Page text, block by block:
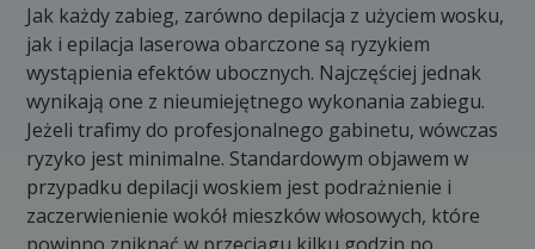
Jak każdy zabieg, zarówno depilacja z użyciem wosku,
jak i epilacja laserowa obarczone są ryzykiem
wystąpienia efektów ubocznych. Najczęściej jednak
wynikają one z nieumiejętnego wykonania zabiegu.
Jeżeli trafimy do profesjonalnego gabinetu, wówczas
ryzyko jest minimalne. Standardowym objawem w
przypadku depilacji woskiem jest podrażnienie i
zaczerwienienie wokół mieszków włosowych, które